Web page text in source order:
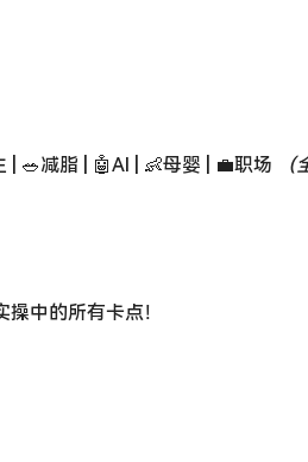
🥗减脂 | 🤖AI | 👶母婴 | 💼职场
中的所有卡点！